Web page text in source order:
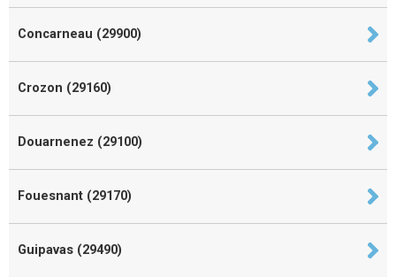
Concarneau (29900)
Crozon (29160)
Douarnenez (29100)
Fouesnant (29170)
Guipavas (29490)